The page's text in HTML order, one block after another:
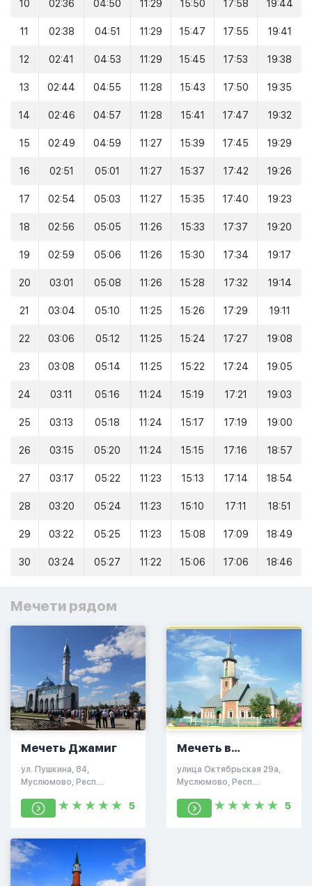
10 02:36 04:50 11:29 15:50 17:58 19:44
11 02:38 04:51 11:29 15:47 17:55 19:41
12 02:41 04:53 11:29 15:45 17:53 19:38
13 02:44 04:55 11:28 15:43 17:50 19:35
14 02:46 04:57 11:28 15:41 17:47 19:32
15 02:49 04:59 11:27 15:39 17:45 19:29
16 02:51 05:01 11:27 15:37 17:42 19:26
17 02:54 05:03 11:27 15:35 17:40 19:23
18 02:56 05:05 11:26 15:33 17:37 19:20
19 02:59 05:06 11:26 15:30 17:34 19:17
20 03:01 05:08 11:26 15:28 17:32 19:14
21 03:04 05:10 11:25 15:26 17:29 19:11
22 03:06 05:12 11:25 15:24 17:27 19:08
23 03:08 05:14 11:25 15:22 17:24 19:05
24 03:11 05:16 11:24 15:19 17:21 19:03
25 03:13 05:18 11:24 15:17 17:19 19:00
26 03:15 05:20 11:24 15:15 17:16 18:57
27 03:17 05:22 11:23 15:13 17:14 18:54
28 03:20 05:24 11:23 15:10 17:11 18:51
29 03:22 05:25 11:23 15:08 17:09 18:49
30 03:24 05:27 11:22 15:06 17:06 18:46
Мечети рядом
Мечеть Джамиг
ул. Пушкина, 84,
Муслюмово, Респ.
423970
5
Мечеть в
Муслюмово
улица Октябрьская 29а,
Муслюмово, Респ.
5